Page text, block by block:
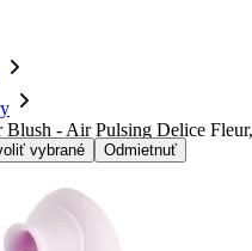
vybrané Odmietnuť
- Air Pulsing Delice